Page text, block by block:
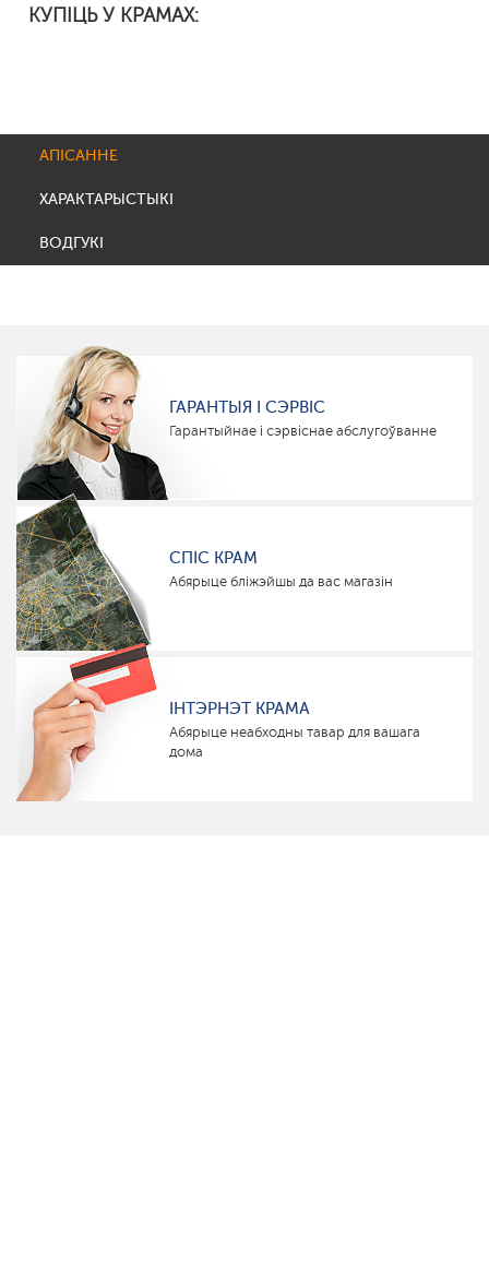
КУПІЦЬ У КРАМАХ:
АПІСАННЕ
ХАРАКТАРЫСТЫКІ
ВОДГУКІ
ГАРАНТЫЯ І СЭРВІС
Гарантыйнае і сэрвіснае абслугоўванне
СПІС КРАМ
Абярыце бліжэйшы да вас магазін
ІНТЭРНЭТ КРАМА
Абярыце неабходны тавар для вашага
дома